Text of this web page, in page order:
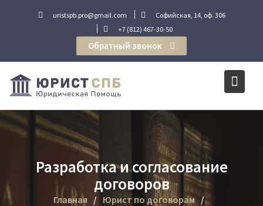
uristspb.pro@gmail.com
Софийская, 14, оф. 306
+7 (812) 467-30-50
Обратный звонок
Разработка и согласование
договоров
Главная
Юрист по договорам